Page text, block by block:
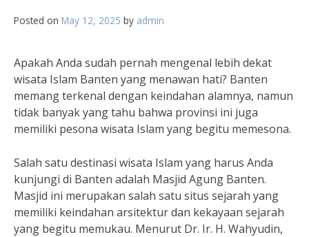
Posted on May 12, 2025 by admin
Apakah Anda sudah pernah mengenal lebih dekat
wisata Islam Banten yang menawan hati? Banten
memang terkenal dengan keindahan alamnya, namun
tidak banyak yang tahu bahwa provinsi ini juga
memiliki pesona wisata Islam yang begitu memesona.
Salah satu destinasi wisata Islam yang harus Anda
kunjungi di Banten adalah Masjid Agung Banten.
Masjid ini merupakan salah satu situs sejarah yang
memiliki keindahan arsitektur dan kekayaan sejarah
yang begitu memukau. Menurut Dr. Ir. H. Wahyudin,